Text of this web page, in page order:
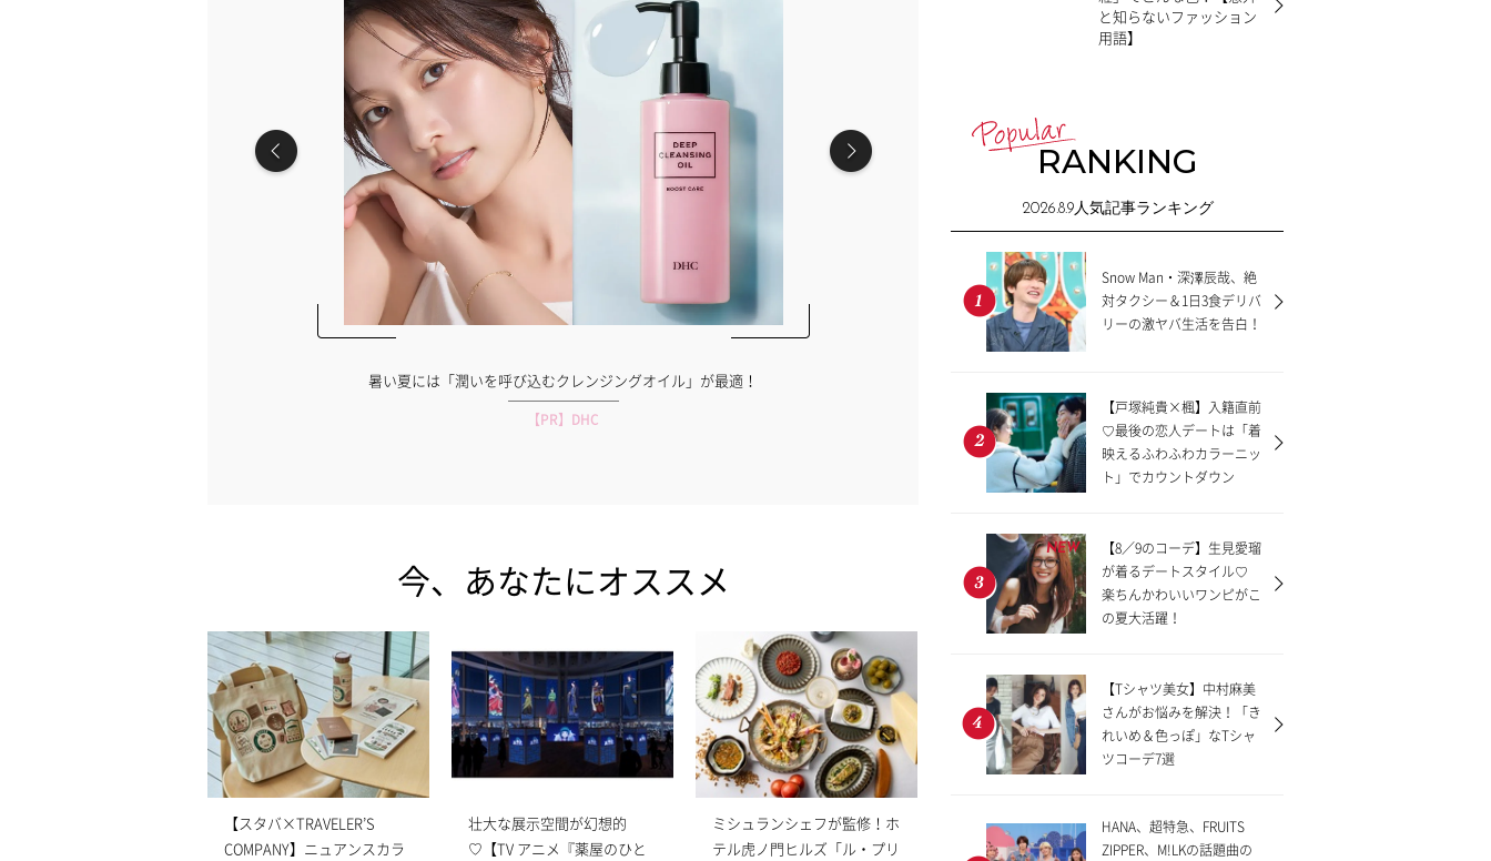
暑い夏には「潤いを呼び込むクレンジングオイル」が最適！
【PR】DHC 【PR】アドビ
今、あなたにオススメ
【スタバ×TRAVELER’S
COMPANY】ニュアンスカラ
壮大な展示空間が幻想的
♡【TV アニメ『薬屋のひと
ミシュランシェフが監修！ホ
テル虎ノ門ヒルズ「ル・プリ
と知らないファッション
用語】
RANKING
2026.8.9人気記事ランキング
Snow Man・深澤辰哉、絶
対タクシー＆1日3食デリバ
リーの激ヤバ生活を告白！
【戸塚純貴×楓】入籍直前
♡最後の恋人デートは「着
映えるふわふわカラーニッ
ト」でカウントダウン
NEW
【8／9のコーデ】生見愛瑠
が着るデートスタイル♡
楽ちんかわいいワンピがこ
の夏大活躍！
【Tシャツ美女】中村麻美
さんがお悩みを解決！「き
れいめ＆色っぽ」なTシャ
ツコーデ7選
HANA、超特急、FRUITS
ZIPPER、M!LKの話題曲の